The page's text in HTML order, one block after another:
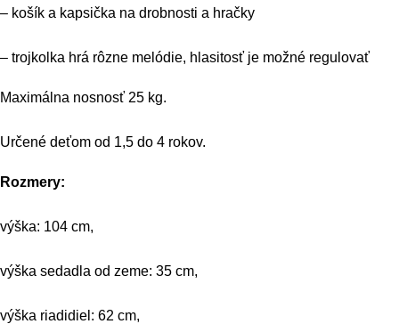
– košík a kapsička na drobnosti a hračky
– trojkolka hrá rôzne melódie, hlasitosť je možné regulovať
Maximálna nosnosť 25 kg.
Určené deťom od 1,5 do 4 rokov.
Rozmery:
výška: 104 cm,
výška sedadla od zeme: 35 cm,
výška riadidiel: 62 cm,